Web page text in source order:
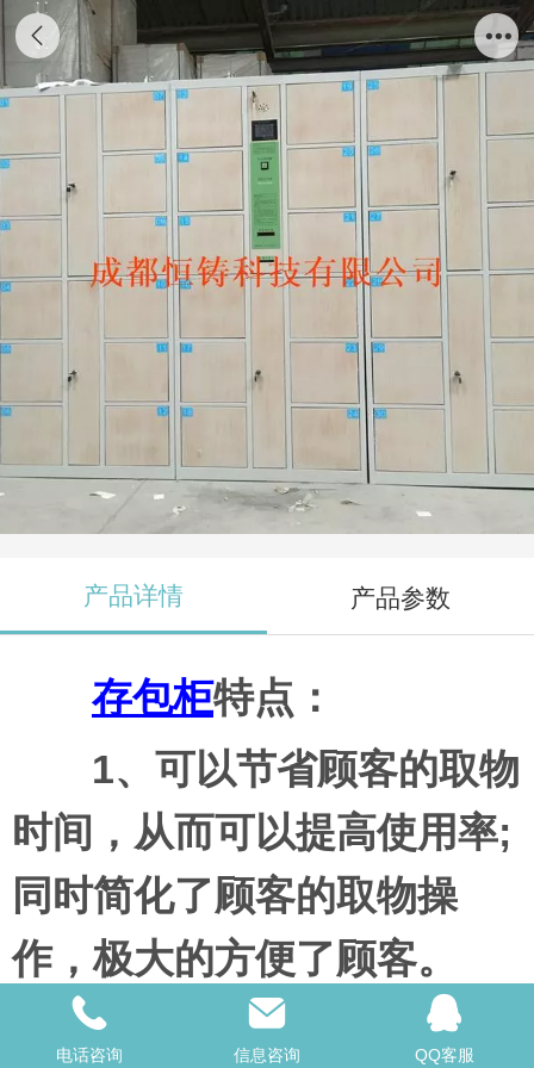
条码储物柜
产品详情 产品参数
存包柜特点：
1、可以节省顾客的取物
时间，从而可以提高使用率;
同时简化了顾客的取物操
作，极大的方便了顾客。
2、识别率高，快速准
电话咨询 信息咨询 QQ客服